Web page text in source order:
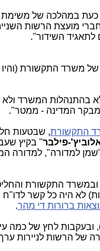
במהלכה של משימת
מועצת הרשות השנייה
לתאגיד השידור".
בהתנהלות המשרד
המדינה - ממטר".
התקשורת, שבטעות
פילבר" בקיץ
למדורה", למדורה
התקשורת
לא היה כל קשר
ברורות די מהר.
ובעקבות לחץ של כמה
של הרשות לניירות